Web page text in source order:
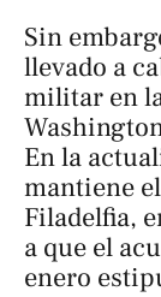
Sin
llevado a
militar en
En la
mantiene
Filadelfia,
a que el
enero